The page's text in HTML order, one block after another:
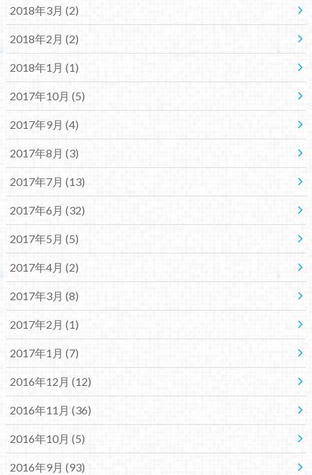
2018年3月 (2)
2018年2月 (2)
2018年1月 (1)
2017年10月 (5)
2017年9月 (4)
2017年8月 (3)
2017年7月 (13)
2017年6月 (32)
2017年5月 (5)
2017年4月 (2)
2017年3月 (8)
2017年2月 (1)
2017年1月 (7)
2016年12月 (12)
2016年11月 (36)
2016年10月 (5)
2016年9月 (93)